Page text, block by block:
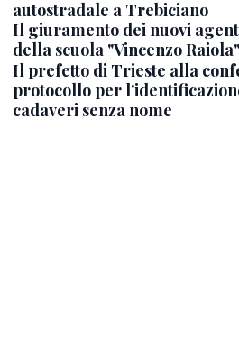
autostradale a Trebiciano
Il giuramento dei nuovi
della scuola "Vincenzo
Il prefetto di Trieste alla
protocollo per
cadaveri senza nome